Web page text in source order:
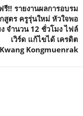
รี‼️ รายงานผลการอบรม
สูตร ครูรุ่นใหม่ หัวใจพอ
ง จำนวน 12 ชั่วโมง ไฟล์
เวิร์ด แก้ไขได้ เครดิต
Kongmuenrak